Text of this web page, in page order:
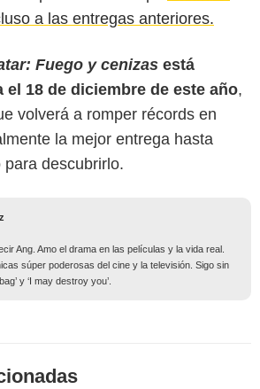
a las entregas anteriores.
Fuego y cenizas está
el 18 de diciembre de este año,
volverá a romper récords en
la mejor entrega hasta
descubrirlo.
Ang. Amo el drama en las películas y la vida real.
súper poderosas del cine y la televisión. Sigo sin
y ‘I may destroy you’.